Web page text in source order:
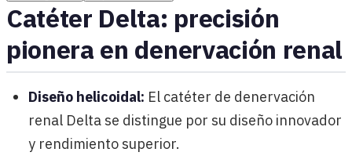
Catéter Delta: precisión
pionera en denervación renal
Diseño helicoidal: El catéter de denervación
renal Delta se distingue por su diseño innovador
y rendimiento superior.